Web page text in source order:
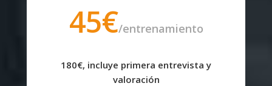
45€/entrenamiento
180€, incluye primera entrevista y
valoración